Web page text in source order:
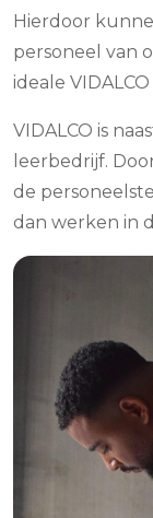
Hierdoor
personeel van
ideale
VIDALCO is
leerbedrijf.
de
dan werken in